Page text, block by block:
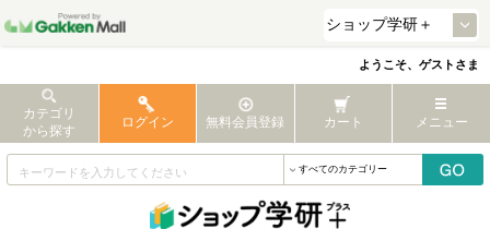
ようこそ、ゲストさま
カテゴリ
から探す
ログイン 無料会員登録 カート メニュー